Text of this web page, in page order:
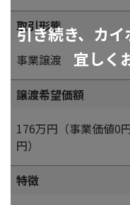
引き続き、カ
宜しく
取引形態
事業譲渡
譲渡希望価額
176万円（事業価値0
円）
特徴